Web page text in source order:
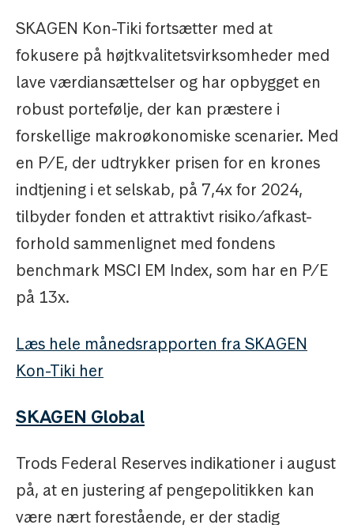
SKAGEN Kon-Tiki fortsætter med at
fokusere på højtkvalitetsvirksomheder med
lave værdiansættelser og har opbygget en
robust portefølje, der kan præstere i
forskellige makroøkonomiske scenarier. Med
en P/E, der udtrykker prisen for en krones
indtjening i et selskab, på 7,4x for 2024,
tilbyder fonden et attraktivt risiko/afkast-
forhold sammenlignet med fondens
benchmark MSCI EM Index, som har en P/E
på 13x.
Læs hele månedsrapporten fra SKAGEN
Kon-Tiki her
SKAGEN Global
Trods Federal Reserves indikationer i august
på, at en justering af pengepolitikken kan
være nært forestående, er der stadig